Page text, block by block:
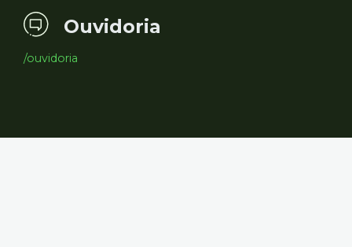
Ouvidoria
/ouvidoria